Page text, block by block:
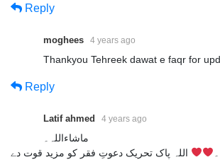
Reply
moghees 4 years ago
Thankyou Tehreek dawat e faqr for
Reply
Latif ahmed 4 years ago
ماشاءاللہ۔
اللہ پاک تحریک دعوتِ فقر کو مزید قوت دے